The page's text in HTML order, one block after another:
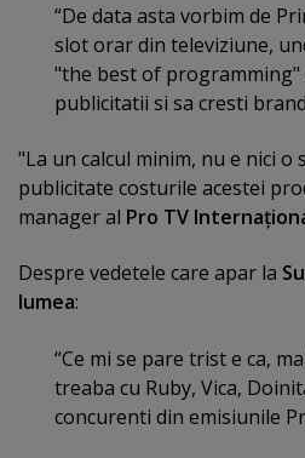
“De data asta vorbim de
slot orar din televiziune,
"the best of programming"
publicitatii si sa cresti
"La un calcul minim, nu e nici o
publicitate costurile acestei
manager al Pro TV
Despre vedetele care apar la
lumea:
“Ce mi se pare trist e ca,
treaba cu Ruby, Vica,
concurenti din emisiunile